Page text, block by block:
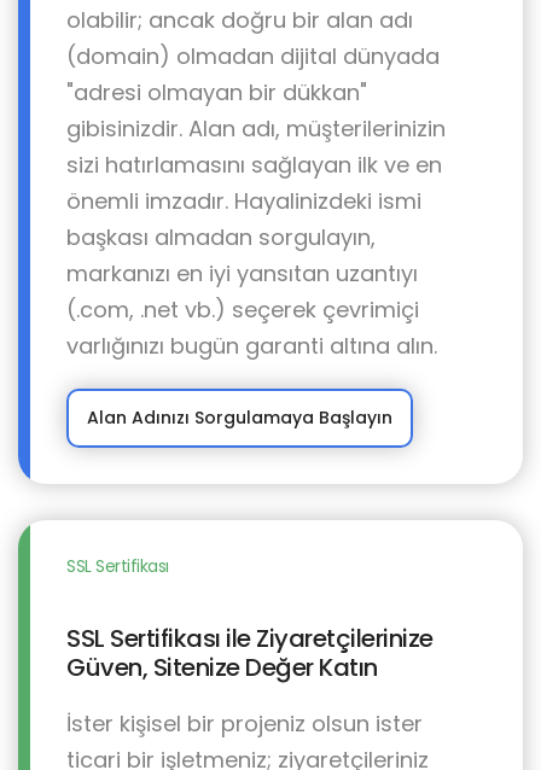
olabilir; ancak doğru bir alan adı
(domain) olmadan dijital dünyada
"adresi olmayan bir dükkan"
gibisinizdir. Alan adı, müşterilerinizin
sizi hatırlamasını sağlayan ilk ve en
önemli imzadır. Hayalinizdeki ismi
başkası almadan sorgulayın,
markanızı en iyi yansıtan uzantıyı
(.com, .net vb.) seçerek çevrimiçi
varlığınızı bugün garanti altına alın.
Alan Adınızı Sorgulamaya Başlayın
SSL Sertifikası
SSL Sertifikası ile Ziyaretçilerinize
Güven, Sitenize Değer Katın
İster kişisel bir projeniz olsun ister
ticari bir işletmeniz; ziyaretçileriniz